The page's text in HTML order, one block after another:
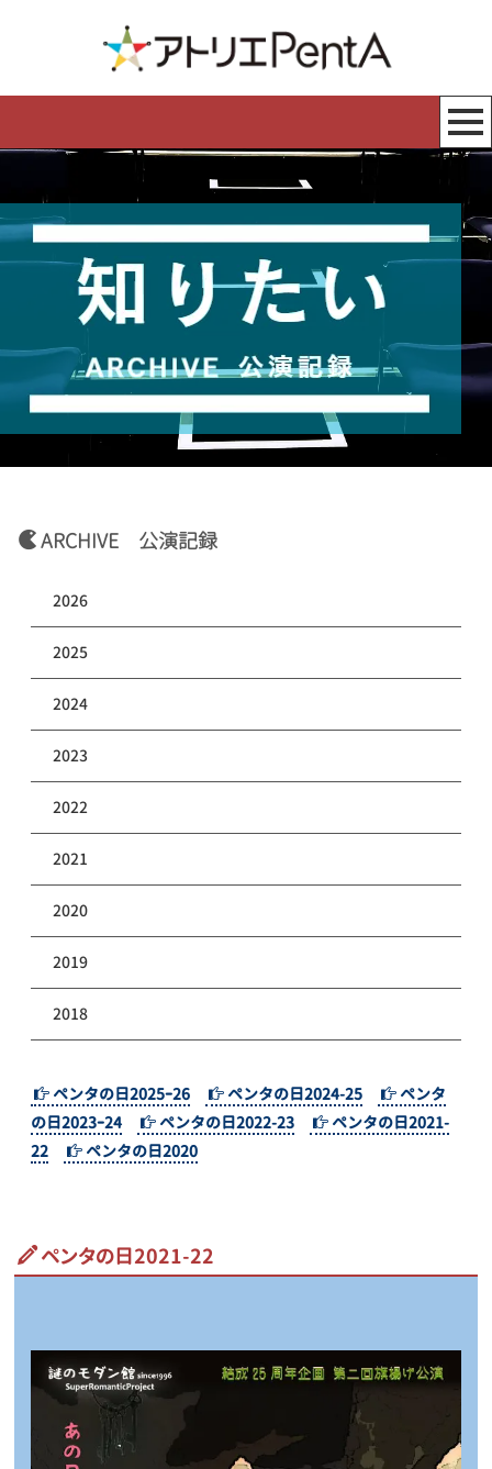
ARCHIVE 公演記録
2026
2025
2024
2023
2022
2021
2020
2019
2018
ペンタの日2025ｰ26 ペンタの日2024-25
ペンタ
の日2023ｰ24
ペンタの日2022-23
ペンタの日2021-
22
ペンタの日2020
ペンタの日2021-22